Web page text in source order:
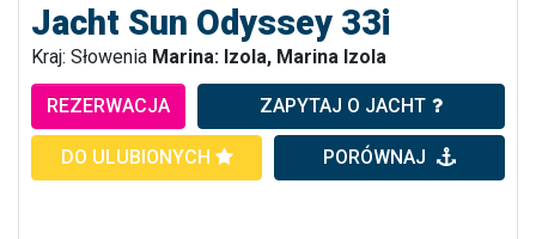
Jacht Sun Odyssey 33i
Kraj: Słowenia Marina: Izola, Marina Izola
REZERWACJA ZAPYTAJ O JACHT
DO ULUBIONYCH PORÓWNAJ